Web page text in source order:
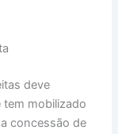
deve
tem mobilizado
concessão de